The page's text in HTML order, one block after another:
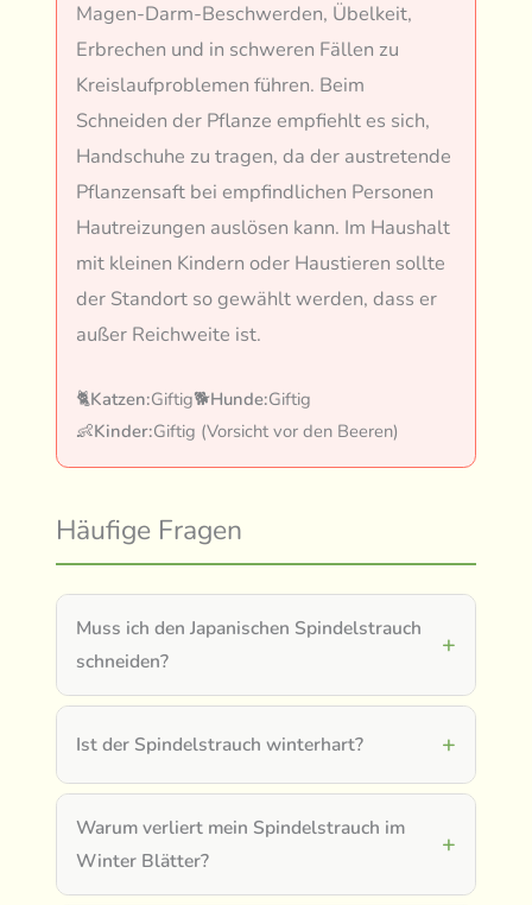
Magen-Darm-Beschwerden, Übelkeit,
Erbrechen und in schweren Fällen zu
Kreislaufproblemen führen. Beim
Schneiden der Pflanze empfiehlt es sich,
Handschuhe zu tragen, da der austretende
Pflanzensaft bei empfindlichen Personen
Hautreizungen auslösen kann. Im Haushalt
mit kleinen Kindern oder Haustieren sollte
der Standort so gewählt werden, dass er
außer Reichweite ist.
🐈Katzen:Giftig🐕Hunde:Giftig
👶Kinder:Giftig (Vorsicht vor den Beeren)
Häufige Fragen
Muss ich den Japanischen Spindelstrauch
schneiden?
Ist der Spindelstrauch winterhart?
Warum verliert mein Spindelstrauch im
Winter Blätter?